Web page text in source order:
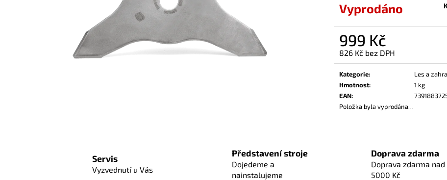
Vyprodáno
999 Kč
826 Kč bez DPH
Měrná
cena:
Kategorie:
Les a
Hmotnost:
1 kg
EAN:
Položka byla vyprodána…
Servis
Vyzvednutí u Vás
Představení stroje
Dojedeme a
nainstalujeme
Doprava zdarma
Doprava zdarma nad
5000 Kč